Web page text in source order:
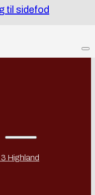
til sidefod
Highland